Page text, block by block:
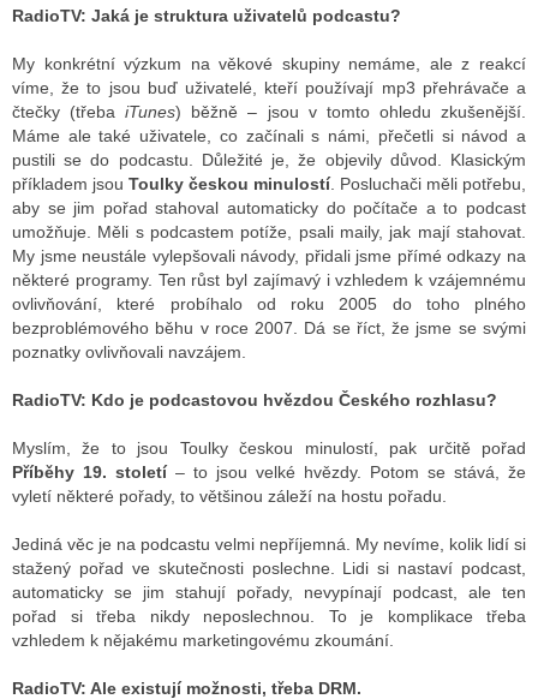
RadioTV: Jaká je struktura uživatelů podcastu?
My konkrétní výzkum na věkové skupiny nemáme, ale z reakcí
víme, že to jsou buď uživatelé, kteří používají mp3 přehrávače a
čtečky (třebaiTunes) běžně – jsou v tomto ohledu zkušenější.
Máme ale také uživatele, co začínali s námi, přečetli si návod a
pustili se do podcastu. Důležité je, že objevily důvod. Klasickým
příkladem jsou Toulky českou minulostí. Posluchači měli potřebu,
aby se jim pořad stahoval automaticky do počítače a to podcast
umožňuje. Měli s podcastem potíže, psali maily, jak mají stahovat.
My jsme neustále vylepšovali návody, přidali jsme přímé odkazy na
některé programy. Ten růst byl zajímavý i vzhledem k vzájemnému
ovlivňování, které probíhalo od roku 2005 do toho plného
bezproblémového běhu v roce 2007. Dá se říct, že jsme se svými
poznatky ovlivňovali navzájem.
RadioTV: Kdo je podcastovou hvězdou Českého rozhlasu?
Myslím, že to jsou Toulky českou minulostí, pak určitě pořad
Příběhy 19. století– to jsou velké hvězdy. Potom se stává, že
vyletí některé pořady, to většinou záleží na hostu pořadu.
Jediná věc je na podcastu velmi nepříjemná. My nevíme, kolik lidí si
stažený pořad ve skutečnosti poslechne. Lidi si nastaví podcast,
automaticky se jim stahují pořady, nevypínají podcast, ale ten
pořad si třeba nikdy neposlechnou. To je komplikace třeba
vzhledem k nějakému marketingovému zkoumání.
RadioTV: Ale existují možnosti, třeba DRM.